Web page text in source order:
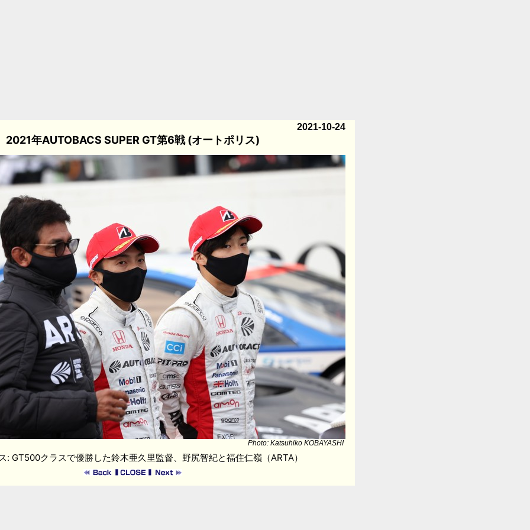
2021-10-24
2021年AUTOBACS SUPER GT第6戦 (オートポリス)
Photo: Katsuhiko KOBAYASHI
: GT500クラスで優勝した鈴木亜久里監督、野尻智紀と福住仁嶺（ARTA）